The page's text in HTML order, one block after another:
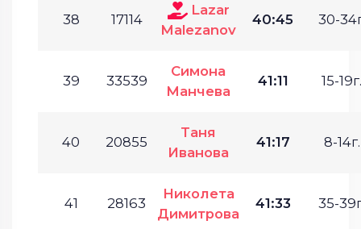
38 17114
Lazar
Malezanov
40:45 30-
39 33539
Симона
Манчева
41:11 15-19г.
40 20855
Таня
Иванова
41:17 8-14г.
41 28163
Николета
Димитрова
41:33 35-